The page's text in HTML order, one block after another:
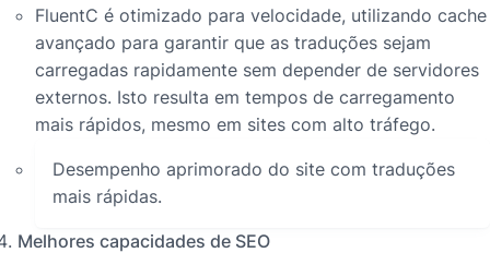
FluentC é otimizado para velocidade, utilizando cache
avançado para garantir que as traduções sejam
carregadas rapidamente sem depender de servidores
externos. Isto resulta em tempos de carregamento
mais rápidos, mesmo em sites com alto tráfego.
Desempenho aprimorado do site com traduções
mais rápidas.
Melhores capacidades de SEO